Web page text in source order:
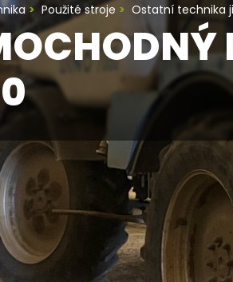
Použité stroje Ostatní technika